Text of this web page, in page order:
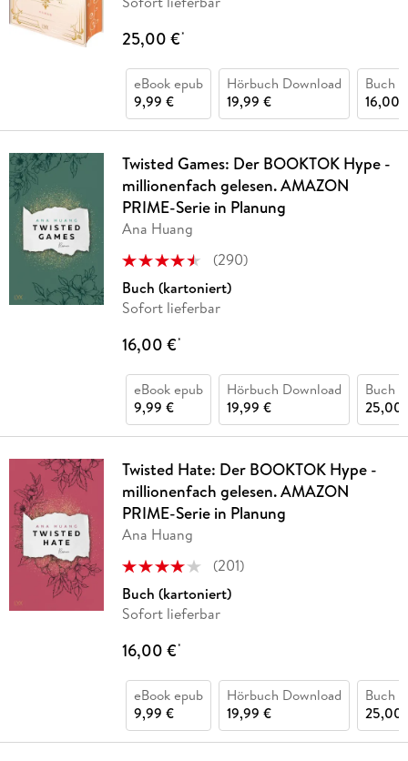
25,00 €*
eBook epub
9,99 €
Hörbuch Download
19,99 €
Buch
16,00
Twisted Games: Der BOOKTOK Hype -
millionenfach gelesen. AMAZON
PRIME-Serie in Planung
Ana Huang
(290)
Buch (kartoniert)
Sofort lieferbar
16,00 €*
eBook epub
9,99 €
Hörbuch Download
19,99 €
Buch
25,00
Twisted Hate: Der BOOKTOK Hype -
millionenfach gelesen. AMAZON
PRIME-Serie in Planung
Ana Huang
(201)
Buch (kartoniert)
Sofort lieferbar
16,00 €*
eBook epub
9,99 €
Hörbuch Download
19,99 €
Buch
25,00